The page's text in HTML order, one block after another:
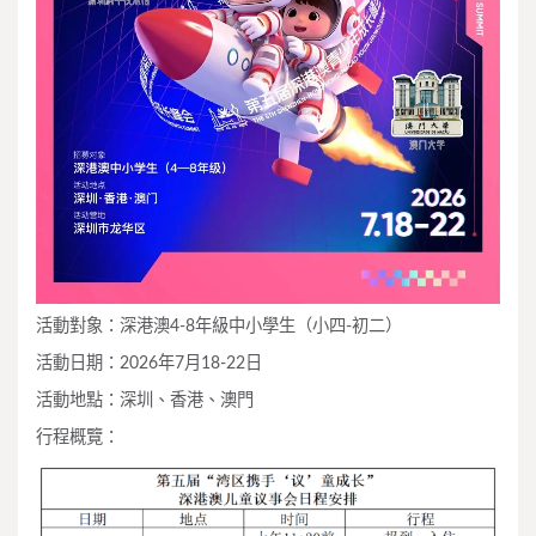
活動對象：深港澳4-8年級中小學生（小四-初二）
活動日期：2026年7月18-22日
活動地點：深圳、香港、澳門
行程概覽：